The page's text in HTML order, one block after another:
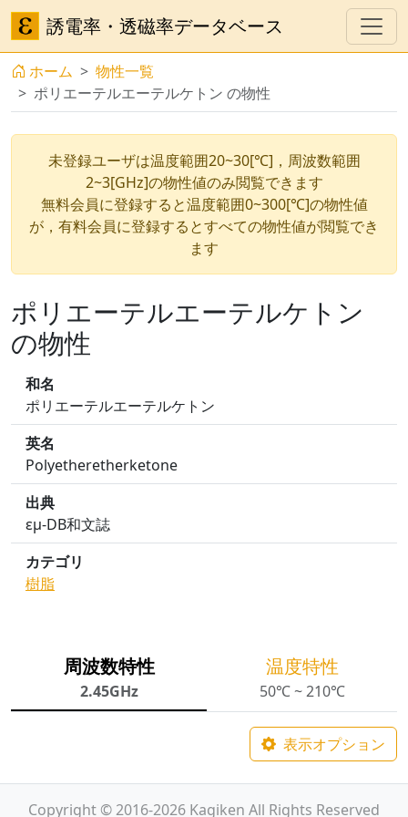
誘電率・透磁率データベース
ホーム
物性一覧
ポリエーテルエーテルケトン の物性
未登録ユーザは温度範囲20~30[℃]，周波数範囲
2~3[GHz]の物性値のみ閲覧できます
無料会員に登録すると温度範囲0~300[℃]の物性値
が，有料会員に登録するとすべての物性値が閲覧でき
ます
ポリエーテルエーテルケトン
の物性
和名
ポリエーテルエーテルケトン
英名
Polyetheretherketone
出典
εμ-DB和文誌
カテゴリ
樹脂
周波数特性
2.45GHz
温度特性
50℃ ~ 210℃
表示オプション
Copyright © 2016-2026 Kagiken All Rights Reserved